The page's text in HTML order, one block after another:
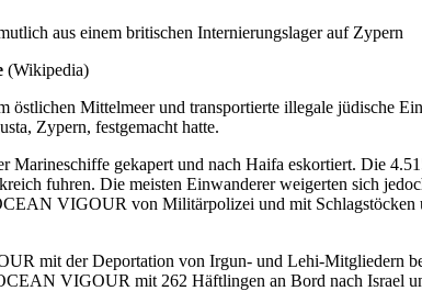
aus einem britischen Internierungslager auf Zypern
(Wikipedia)
Mittelmeer und transportierte illegale jüdische
Zypern, festgemacht hatte.
gekapert und nach Haifa eskortiert. Die
fuhren. Die meisten Einwanderer weigerten sich
VIGOUR von Militärpolizei und mit Schlagstöcken
mit der Deportation von Irgun- und Lehi-Mitgliedern
VIGOUR mit 262 Häftlingen an Bord nach Israel